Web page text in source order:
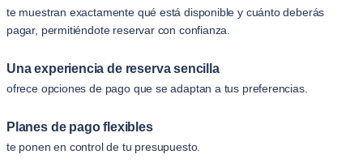
te muestran exactamente qué está disponible y cuánto deberás
pagar, permitiéndote reservar con confianza.
Una experiencia de reserva sencilla
ofrece opciones de pago que se adaptan a tus preferencias.
Planes de pago flexibles
te ponen en control de tu presupuesto.